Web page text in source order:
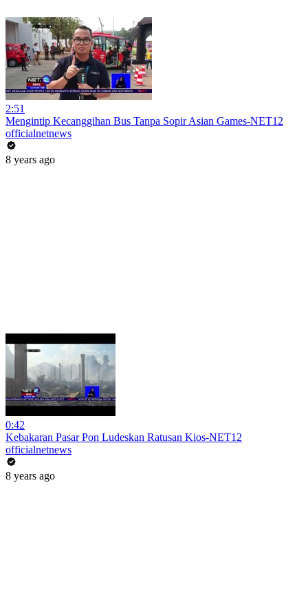
2:51
Mengintip Kecanggihan Bus Tanpa Sopir Asian Games-NET12
officialnetnews
8 years ago
0:42
Kebakaran Pasar Pon Ludeskan Ratusan Kios-NET12
officialnetnews
8 years ago